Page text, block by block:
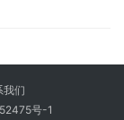
我们
号-1